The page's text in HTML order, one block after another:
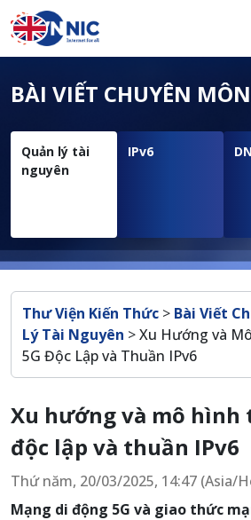
Nhảy đến nội dung
Menuheader của
BÀI VIẾT CHUYÊN MÔN
Quản lý tài
nguyên
IPv6
Breadcrumb
Thư Viện Kiến Thức > Bài Viết
Lý Tài Nguyên >Xu Hướng và
5G Độc Lập và Thuần IPv6
Xu hướng và mô hình
độc lập và thuần IPv6
Thứ năm, 20/03/2025, 14:47 (Asia/
Mạng di động 5G và giao thức